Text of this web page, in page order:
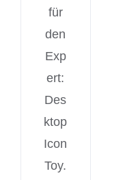
für
den
Exp
ert:
Des
ktop
Icon
Toy.